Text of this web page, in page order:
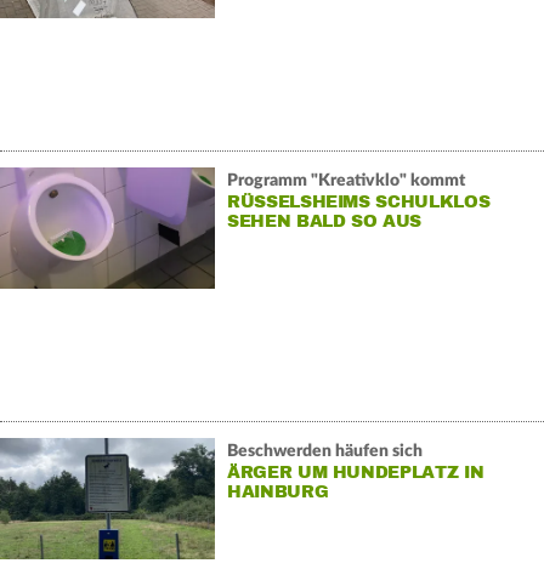
Programm "Kreativklo" kommt
RÜSSELSHEIMS SCHULKLOS
SEHEN BALD SO AUS
Beschwerden häufen sich
ÄRGER UM HUNDEPLATZ IN
HAINBURG